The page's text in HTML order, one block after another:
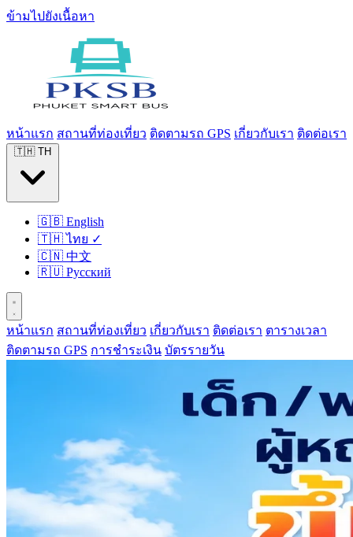
ข้ามไปยังเนื้อหา
หน้าแรก สถานที่ท่องเที่ยว ติดตามรถ GPS เกี่ยวกับเรา ติดต่อเรา
🇹🇭 TH
🇬🇧 English
🇹🇭 ไทย ✓
🇨🇳 中文
🇷🇺 Русский
หน้าแรก สถานที่ท่องเที่ยว เกี่ยวกับเรา ติดต่อเรา ตารางเวลา
ติดตามรถ GPS การชำระเงิน บัตรรายวัน